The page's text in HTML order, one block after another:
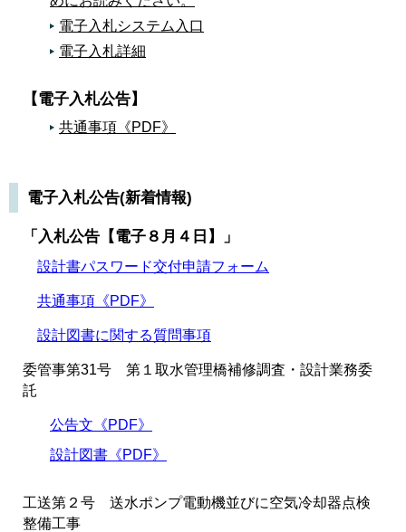
電子入札システム入口
電子入札詳細
【電子入札公告】
共通事項《PDF》
電子入札公告(新着情報)
「入札公告【電子８月４日】」
設計書パスワード交付申請フォーム
共通事項《PDF》
設計図書に関する質問事項
委管事第31号 第１取水管理橋補修調査・設計業務委
託
公告文《PDF》
設計図書《PDF》
工送第２号 送水ポンプ電動機並びに空気冷却器点検
整備工事